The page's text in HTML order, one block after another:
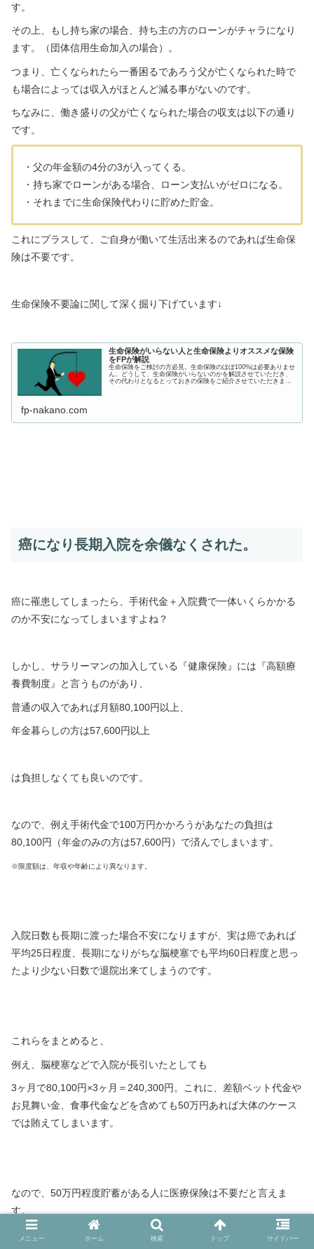
す。
その上、もし持ち家の場合、持ち主の方のローンがチャラになり
ます。（団体信用生命加入の場合）。
つまり、亡くなられたら一番困るであろう父が亡くなられた時で
も場合によっては収入がほとんど減る事がないのです。
ちなみに、働き盛りの父が亡くなられた場合の収支は以下の通り
です。
・父の年金額の4分の3が入ってくる。
・持ち家でローンがある場合、ローン支払いがゼロになる。
・それまでに生命保険代わりに貯めた貯金。
これにプラスして、ご自身が働いて生活出来るのであれば生命保
険は不要です。
生命保険不要論に関して深く掘り下げています↓
生命保険がいらない人と生命保険よりオススメな保険
をFPが解説
生命保険をご検討の方必見。生命保険のほぼ100%は必要ありませ
ん。どうして、生命保険がいらないのかを解説させていただき、
その代わりとなるとっておきの保険をご紹介させていただきま
fp-nakano.com
癌になり長期入院を余儀なくされた。
癌に罹患してしまったら、手術代金＋入院費で一体いくらかかる
のか不安になってしまいますよね？
しかし、サラリーマンの加入している『健康保険』には『高額療
養費制度』と言うものがあり、
普通の収入であれば月額80,100円以上、
年金暮らしの方は57,600円以上
は負担しなくても良いのです。
なので、例え手術代金で100万円かかろうがあなたの負担は
80,100円（年金のみの方は57,600円）で済んでしまいます。
※限度額は、年収や年齢により異なります。
入院日数も長期に渡った場合不安になりますが、実は癌であれば
平均25日程度、長期になりがちな脳梗塞でも平均60日程度と思っ
たより少ない日数で退院出来てしまうのです。
これらをまとめると、
例え、脳梗塞などで入院が長引いたとしても
3ヶ月で80,100円×3ヶ月＝240,300円。これに、差額ベット代金や
お見舞い金、食事代金などを含めても50万円あれば大体のケース
では賄えてしまいます。
なので、50万円程度貯蓄がある人に医療保険は不要だと言えま
す。
メニュー ホーム 検索 トップ サイドバー